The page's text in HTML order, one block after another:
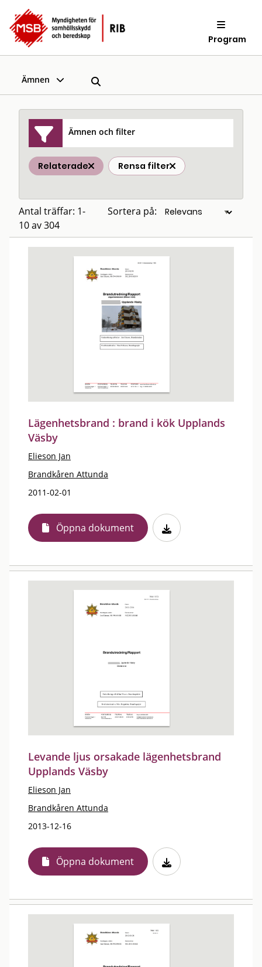
Program
Ämnen
Ämnen och filter
Relaterade Rensa filter
Antal träffar: 1-
10 av 304
Sortera på:
Lägenhetsbrand : brand i kök Upplands
Väsby
Elieson Jan
Brandkåren Attunda
2011-02-01
Öppna dokument
Levande ljus orsakade lägenhetsbrand
Upplands Väsby
Elieson Jan
Brandkåren Attunda
2013-12-16
Öppna dokument